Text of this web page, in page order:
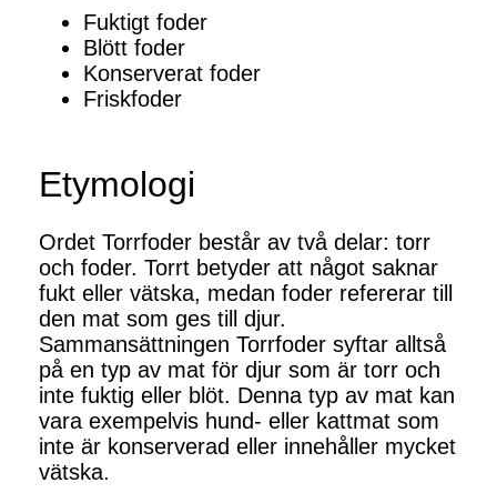
Fuktigt foder
Blött foder
Konserverat foder
Friskfoder
Etymologi
Ordet Torrfoder består av två delar: torr
och foder. Torrt betyder att något saknar
fukt eller vätska, medan foder refererar till
den mat som ges till djur.
Sammansättningen Torrfoder syftar alltså
på en typ av mat för djur som är torr och
inte fuktig eller blöt. Denna typ av mat kan
vara exempelvis hund- eller kattmat som
inte är konserverad eller innehåller mycket
vätska.